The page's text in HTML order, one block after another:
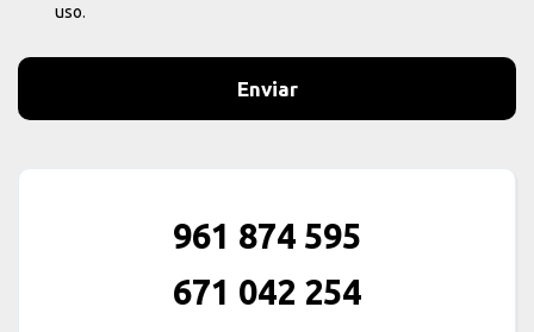
uso.
Enviar
961 874 595
671 042 254